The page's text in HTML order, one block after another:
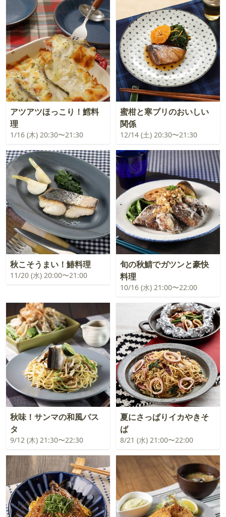
アツアツほっこり！鱈料
理
1/16 (木) 20:30〜21:30
蜜柑と寒ブリのおいしい
関係
12/14 (土) 20:30〜21:30
秋こそうまい！鰆料理
11/20 (水) 20:00〜21:00
旬の秋鯖でガツンと豪快
料理
10/16 (水) 21:00〜22:00
秋味！サンマの和風パス
タ
9/12 (木) 21:30〜22:30
夏にさっぱりイカやきそ
ば
8/21 (水) 21:00〜22:00